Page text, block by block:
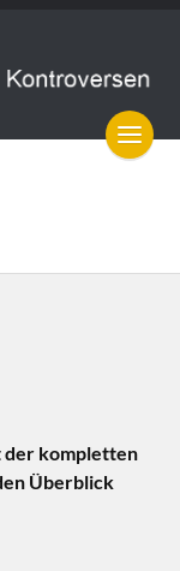
der kompletten
Überblick